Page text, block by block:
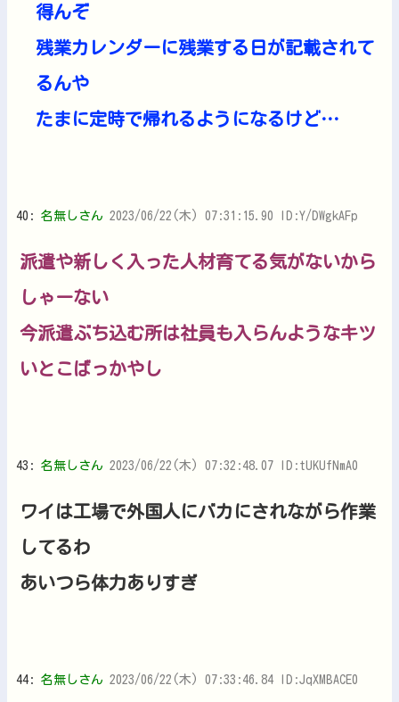
得んぞ
残業カレンダーに残業する日が記載されて
るんや
たまに定時で帰れるようになるけど…
40: 名無しさん 2023/06/22(木) 07:31:15.90 ID:Y/DWgkAFp
派遣や新しく入った人材育てる気がないから
しゃーない
今派遣ぶち込む所は社員も入らんようなキツ
いとこばっかやし
43: 名無しさん 2023/06/22(木) 07:32:48.07 ID:tUKUfNmA0
ワイは工場で外国人にバカにされながら作業
してるわ
あいつら体力ありすぎ
44: 名無しさん 2023/06/22(木) 07:33:46.84 ID:JqXMBACE0